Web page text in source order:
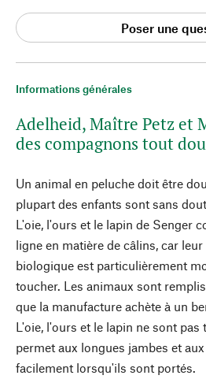
Informations générales
Adelheid, Maître Petz et
des compagnons tout
Un animal en peluche doit être
plupart des enfants sont sans
L'oie, l'ours et le lapin de Senger
ligne en matière de câlins, car
biologique est particulièrement
toucher. Les animaux sont
que la manufacture achète à un
L'oie, l'ours et le lapin ne sont pas
permet aux longues jambes et
facilement lorsqu'ils sont portés.
Poser une